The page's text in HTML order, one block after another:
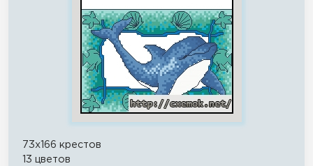
73x166 крестов
13 цветов